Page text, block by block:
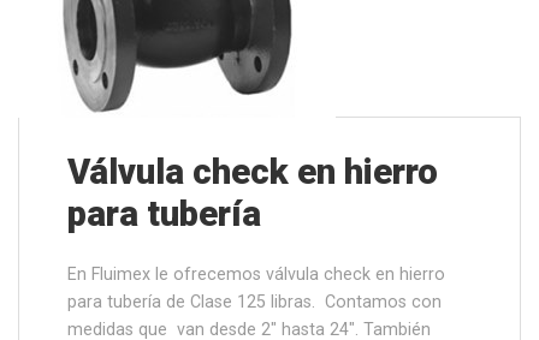
Válvula check en hierro
para tubería
En Fluimex le ofrecemos válvula check en hierro
para tubería de Clase 125 libras. Contamos con
medidas que van desde 2″ hasta 24″. También